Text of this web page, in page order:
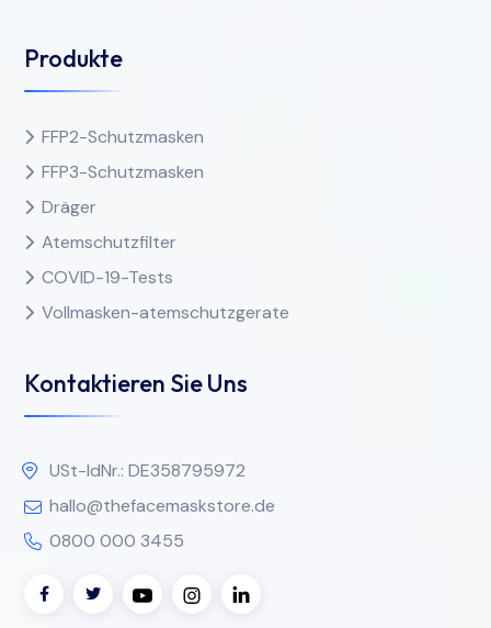
Produkte
FFP2-Schutzmasken
FFP3-Schutzmasken
Dräger
Atemschutzfilter
COVID-19-Tests
Vollmasken-atemschutzgerate
Kontaktieren Sie Uns
USt-IdNr.: DE358795972
hallo@thefacemaskstore.de
0800 000 3455